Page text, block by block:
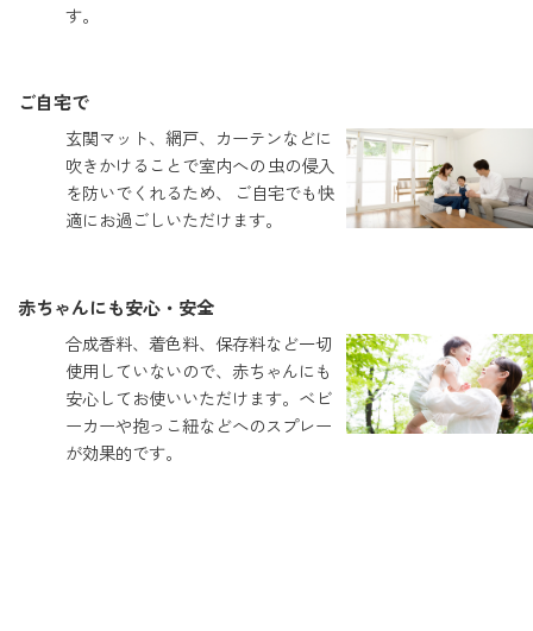
す。
ご自宅で
玄関マット、網戸、カーテンなどに
吹きかけることで室内への 虫の侵入
を防いでくれるため、 ご自宅でも快
適にお過ごしいただけます。
赤ちゃんにも安心・安全
合成香料、着色料、保存料など一切
使用していないので、赤ちゃんにも
安心してお使いいただけます。ベビ
ーカーや抱っこ紐などへのスプレー
が効果的です。